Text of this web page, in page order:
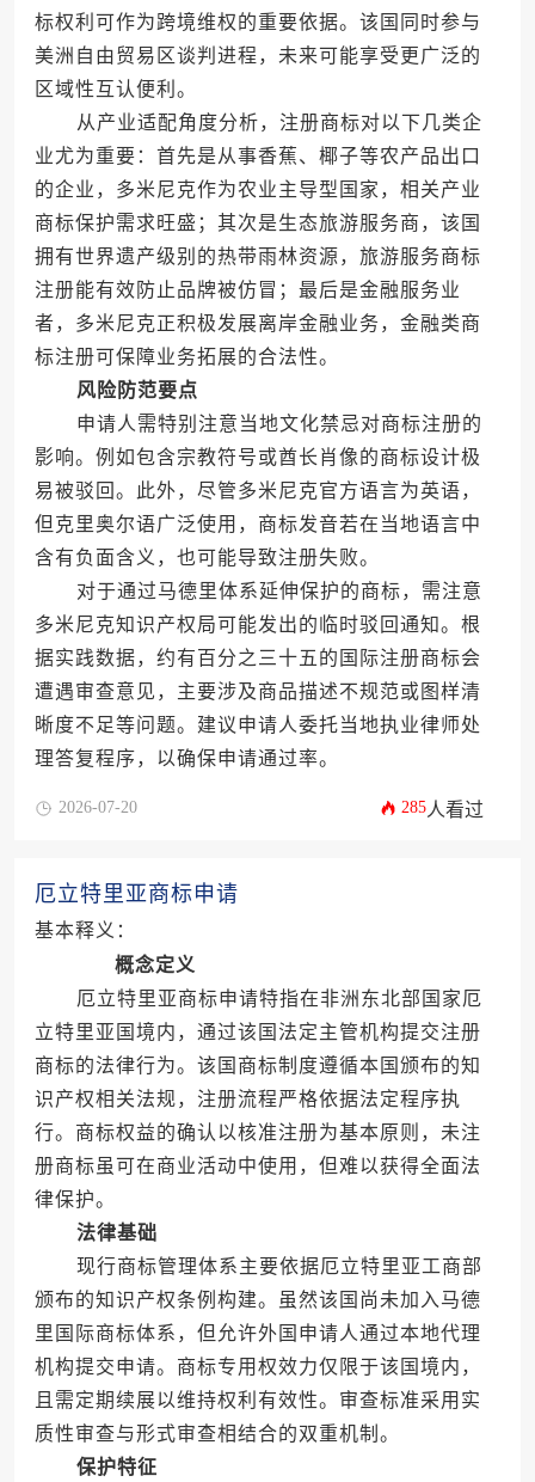
标权利可作为跨境维权的重要依据。该国同时参与
美洲自由贸易区谈判进程，未来可能享受更广泛的
区域性互认便利。
从产业适配角度分析，注册商标对以下几类企
业尤为重要：首先是从事香蕉、椰子等农产品出口
的企业，多米尼克作为农业主导型国家，相关产业
商标保护需求旺盛；其次是生态旅游服务商，该国
拥有世界遗产级别的热带雨林资源，旅游服务商标
注册能有效防止品牌被仿冒；最后是金融服务业
者，多米尼克正积极发展离岸金融业务，金融类商
标注册可保障业务拓展的合法性。
风险防范要点
申请人需特别注意当地文化禁忌对商标注册的
影响。例如包含宗教符号或酋长肖像的商标设计极
易被驳回。此外，尽管多米尼克官方语言为英语，
但克里奥尔语广泛使用，商标发音若在当地语言中
含有负面含义，也可能导致注册失败。
对于通过马德里体系延伸保护的商标，需注意
多米尼克知识产权局可能发出的临时驳回通知。根
据实践数据，约有百分之三十五的国际注册商标会
遭遇审查意见，主要涉及商品描述不规范或图样清
晰度不足等问题。建议申请人委托当地执业律师处
理答复程序，以确保申请通过率。
2026-07-20 285人看过
厄立特里亚商标申请
基本释义：
概念定义
厄立特里亚商标申请特指在非洲东北部国家厄
立特里亚国境内，通过该国法定主管机构提交注册
商标的法律行为。该国商标制度遵循本国颁布的知
识产权相关法规，注册流程严格依据法定程序执
行。商标权益的确认以核准注册为基本原则，未注
册商标虽可在商业活动中使用，但难以获得全面法
律保护。
法律基础
现行商标管理体系主要依据厄立特里亚工商部
颁布的知识产权条例构建。虽然该国尚未加入马德
里国际商标体系，但允许外国申请人通过本地代理
机构提交申请。商标专用权效力仅限于该国境内，
且需定期续展以维持权利有效性。审查标准采用实
质性审查与形式审查相结合的双重机制。
保护特征